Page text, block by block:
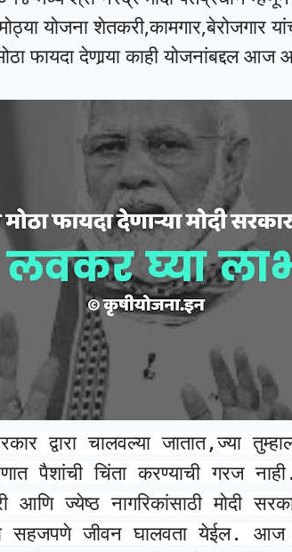
योजना शेतकरी,कामगार,बेरोजगार
फायदा देणार्‍या काही योजनांबद्दल आज
द्वारा चालवल्या जातात,ज्या
पैशांची चिंता करण्याची गरज
आणि ज्येष्ठ नागरिकांसाठी मोदी
जीवन घालवता येईल. आज